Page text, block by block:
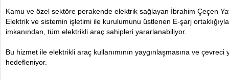
Kamu ve özel sektöre perakende elektrik sağlayan İbrahim Çeçen
Elektrik ve sistemin işletimi ile kurulumunu üstlenen E-şarj
imkanından, tüm elektrikli araç sahipleri yararlanabiliyor.
Bu hizmet ile elektrikli araç kullanımının yaygınlaşmasına ve
hedefleniyor.